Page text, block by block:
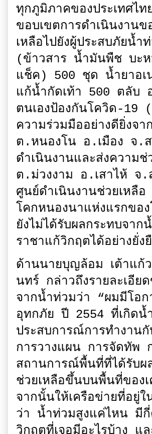
ทุกภูมิภาคของประเทศไ
ขอบเขตการดำเนินงาน
เหลือไปยังผู้ประสบภัยน้
(ข้าวสาร น้ำมันพืช บะห
แช็ค) 500 ชุด น้ำยาอเ
แก้น้ำกัดเท้า 500 ตลับ
ตนเองป้องกันโควิด-19
ความร่วมมืออย่างดียิ่งจ
ต.หนองโน อ.เมือง จ.ส
ดำเนินงานและส่งความ
ต.ม่วงงาม อ.เสาไห้ จ.
ศูนย์ดำเนินงานช่วยเหลื
โคกหนองนาแห่งแรกข
ยังไม่ได้รับผลกระทบจา
ราชาแก้วิกฤตได้อย่างยั่ง
ด้านนายบุญล้อม เต้าแก้ว
นทร์ กล่าวถึงรายละเอีย
จากน้ำท่วมว่า “ผมมีโอก
อุทกภัย ปี 2554 ที่เกิดน้
ประสบการณ์การทำงาน
การวางแผน การจัดทัพ
สถานการณ์พื้นที่ที่ได้รับผ
ช่วยเหลือขึ้นบนพื้นที่ของ
จากนั้นให้เครือข่ายที่อยู่
ว่า น้ำท่วมสูงแค่ไหน มีกี่
วิกฤตที่เจอมีอะไรบ้าง